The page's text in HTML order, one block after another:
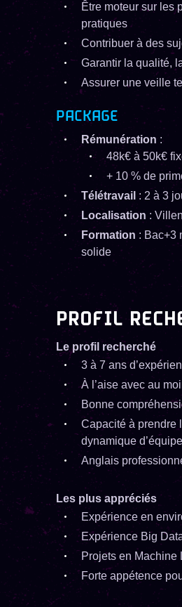
Être moteur sur les
pratiques
Contribuer à des
Garantir la qualité,
Assurer une veille
PACKAGE
Rémunération :
48k€ à 50k€
+ 10 % de
Télétravail : 2 à 3
Localisation :
Formation : Bac+3
solide
PROFIL
Le profil recherché
3 à 7 ans
À l’aise avec au
Bonne
Capacité à prendre
dynamique d’équipe
Anglais
Les plus appréciés
Expérience en
Expérience Big
Projets en Machine
Forte appétence